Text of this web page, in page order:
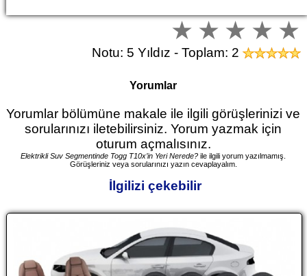
Notu: 5 Yıldız - Toplam: 2
Yorumlar
Yorumlar bölümüne makale ile ilgili görüşlerinizi ve
sorularınızı iletebilirsiniz. Yorum yazmak için
oturum açmalısınız.
Elektrikli Suv Segmentinde Togg T10x’in Yeri Nerede? ile ilgili yorum yazılmamış.
Görüşleriniz veya sorularınızı yazın cevaplayalım.
İlgilizi çekebilir